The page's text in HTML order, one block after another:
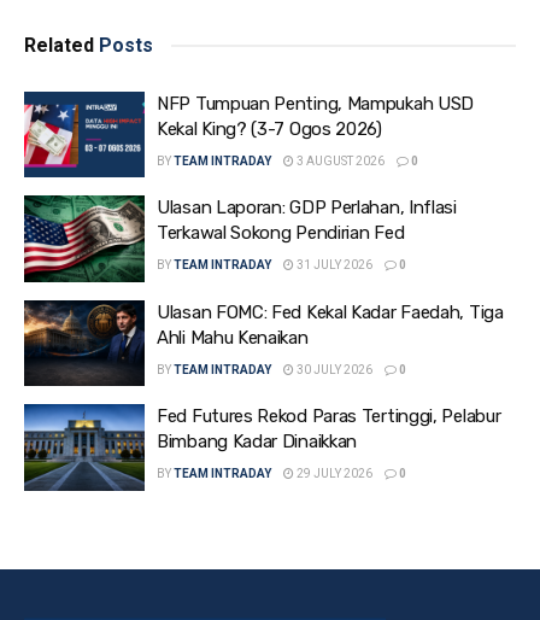
Related Posts
NFP Tumpuan Penting, Mampukah USD
Kekal King? (3-7 Ogos 2026)
BYTEAM INTRADAY 3 AUGUST 2026 0
Ulasan Laporan: GDP Perlahan, Inflasi
Terkawal Sokong Pendirian Fed
BYTEAM INTRADAY 31 JULY 2026 0
Ulasan FOMC: Fed Kekal Kadar Faedah, Tiga
Ahli Mahu Kenaikan
BYTEAM INTRADAY 30 JULY 2026 0
Fed Futures Rekod Paras Tertinggi, Pelabur
Bimbang Kadar Dinaikkan
BYTEAM INTRADAY 29 JULY 2026 0